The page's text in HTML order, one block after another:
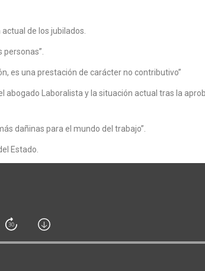
de los jubilados.
es una prestación de carácter no contributivo”
Laboralista y la situación actual tras la
dañinas para el mundo del trabajo”.
Estado.